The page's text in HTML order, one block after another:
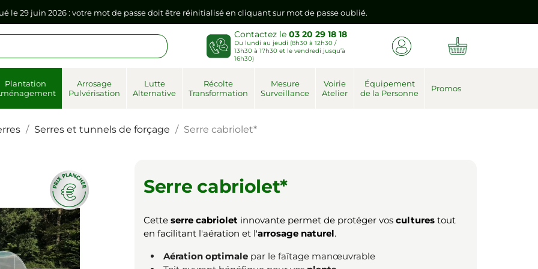
le 29 juin 2026 : votre mot de passe doit être réinitialisé en cliquant sur mot de passe oublié.
dans votre navigateur internet, il doit être réenregistré à la première connexion vers votre nouvel espace client.
le 29 juin 2026 : votre mot de passe doit être réinitialisé en cliquant sur mot de passe oublié.
Contactez le03 20 29 18 18
Du lundi au jeudi (8h30 à 12h30 /
13h30 à 17h30 et le vendredi jusqu’à
16h30)
Plantation
Arrosage
Pulvérisation
Lutte
Alternative
Récolte
Transformation
Mesure
Surveillance
Voirie
Atelier
Équipement
de la Personne
Promos
Serres et tunnels de forçage Serre cabriolet*
Serre cabriolet*
Cette serre cabriolet innovante permet de protéger vos cultures tout
en facilitant l'aération et l'arrosage naturel.
Aération optimale par le faîtage manœuvrable